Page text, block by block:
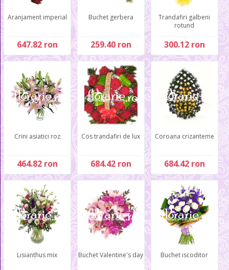
Aranjament imperial
647.82 ron
Buchet gerbera
259.40 ron
Trandafiri galbeni
rotund
300.12 ron
Crini asiatici roz
464.82 ron
Cos trandafiri de lux
684.42 ron
Coroana crizanteme
684.42 ron
Lisianthus mix Buchet Valentine's day Buchet iscoditor